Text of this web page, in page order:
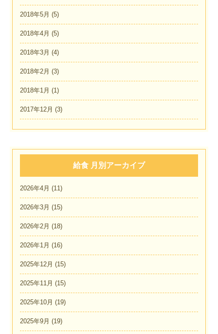
2018年5月 (5)
2018年4月 (5)
2018年3月 (4)
2018年2月 (3)
2018年1月 (1)
2017年12月 (3)
給食 月別アーカイブ
2026年4月 (11)
2026年3月 (15)
2026年2月 (18)
2026年1月 (16)
2025年12月 (15)
2025年11月 (15)
2025年10月 (19)
2025年9月 (19)